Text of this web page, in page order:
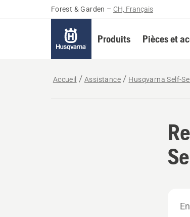
Forest & Garden – CH, Français
Produits Pièces et
Accueil Assistance Husqvarna Self-
quoi